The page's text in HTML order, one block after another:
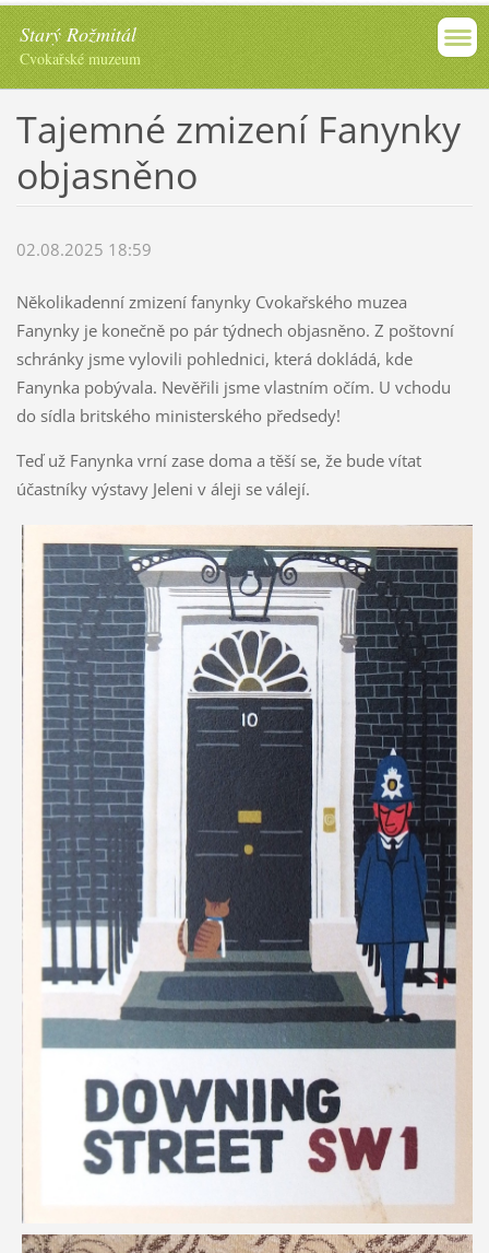
Starý Rožmitál
Cvokařské muzeum
Tajemné zmizení Fanynky
objasněno
02.08.2025 18:59
Několikadenní zmizení fanynky Cvokařského muzea
Fanynky je konečně po pár týdnech objasněno. Z poštovní
schránky jsme vylovili pohlednici, která dokládá, kde
Fanynka pobývala. Nevěřili jsme vlastním očím. U vchodu
do sídla britského ministerského předsedy!
Teď už Fanynka vrní zase doma a těší se, že bude vítat
účastníky výstavy Jeleni v áleji se válejí.